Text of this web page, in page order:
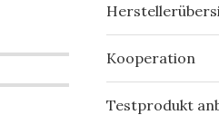
Kooperation
Testprodukt